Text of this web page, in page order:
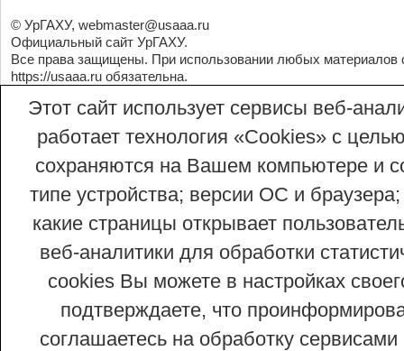
© УрГАХУ, webmaster@usaaa.ru
Официальный сайт УрГАХУ.
Все права защищены. При использовании любых материалов
https://usaaa.ru обязательна.
Этот сайт использует сервисы веб-
работает технология «Сookies» с
сохраняются на Вашем компьютере и
типе устройства; версии ОС и
какие страницы открывает
веб-аналитики для обработки
cookies Вы можете в настройках
подтверждаете, что
соглашаетесь на обработку